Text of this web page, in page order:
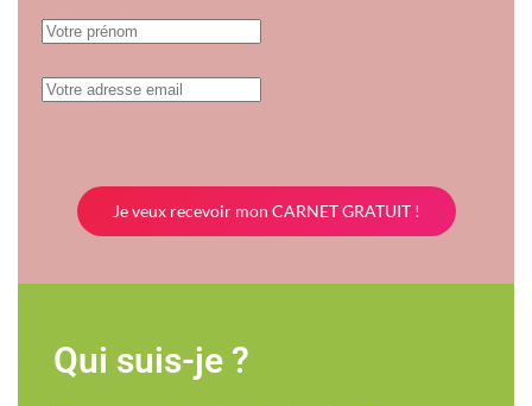
Qui suis-je ?